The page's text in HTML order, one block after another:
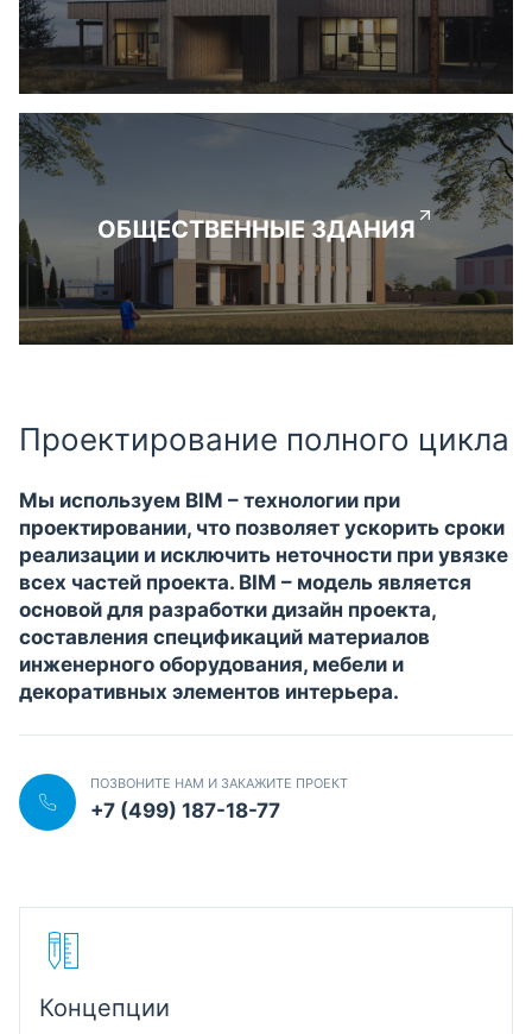
ОБЩЕСТВЕННЫЕ ЗДАНИЯ
Проектирование полного цикла
Мы используем BIM – технологии при
проектировании, что позволяет ускорить сроки
реализации и исключить неточности при увязке
всех частей проекта. BIM – модель является
основой для разработки дизайн проекта,
составления спецификаций материалов
инженерного оборудования, мебели и
декоративных элементов интерьера.
ПОЗВОНИТЕ НАМ И ЗАКАЖИТЕ ПРОЕКТ
+7 (499) 187-18-77
Концепции